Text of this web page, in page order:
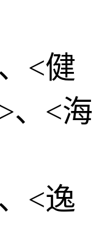
<健
、<海
<逸